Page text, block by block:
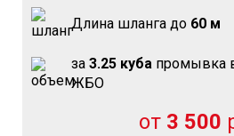
Длина шланга до 60 м
за 3.25 куба промывка
ЖБО
от 3 500